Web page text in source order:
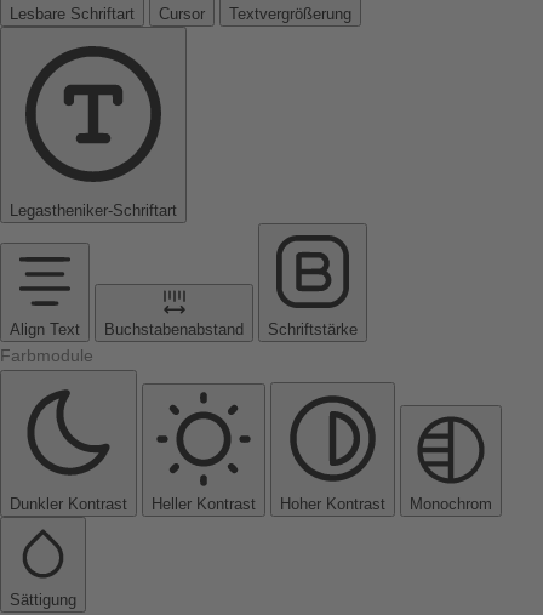
Lesbare Schriftart Cursor Textvergrößerung
Legastheniker-Schriftart
Align Text Buchstabenabstand Schriftstärke
Farbmodule
Dunkler Kontrast Heller Kontrast Hoher Kontrast Monochrom
Sättigung